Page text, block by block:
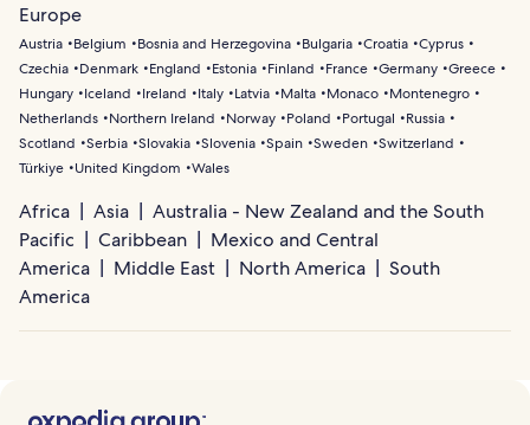
Europe
Austria Belgium Bosnia and Herzegovina Bulgaria Croatia Cyprus
Czechia
Denmark England Estonia Finland France Germany Greece
Hungary
Iceland Ireland Italy Latvia Malta Monaco
Montenegro
Netherlands
Northern Ireland Norway Poland Portugal
Russia
Scotland
Serbia Slovakia Slovenia Spain Sweden Switzerland
Türkiye
United Kingdom Wales
Africa Asia
Australia - New Zealand and the South
Pacific
Caribbean
Mexico and Central
America
Middle East North America
South
America